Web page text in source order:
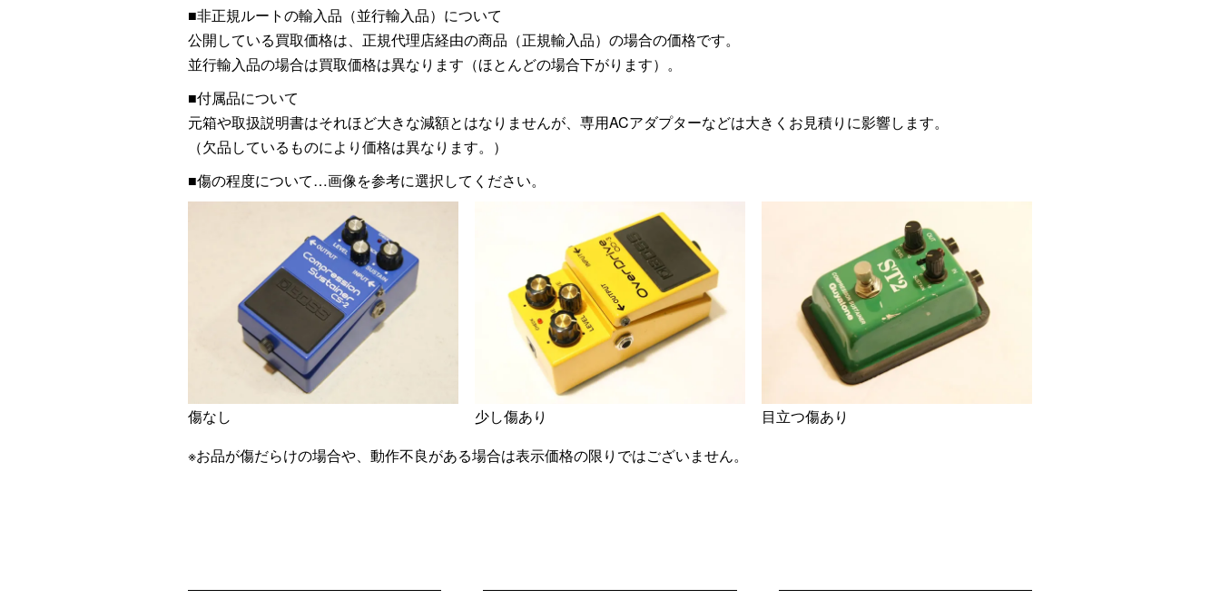
■非正規ルートの輸入品（並行輸入品）について
公開している買取価格は、正規代理店経由の商品（正規輸入品）の場合の価格です。
並行輸入品の場合は買取価格は異なります（ほとんどの場合下がります）。
■付属品について
元箱や取扱説明書はそれほど大きな減額とはなりませんが、専用ACアダプターなどは大きくお見積りに影響します。
（欠品しているものにより価格は異なります。）
■傷の程度について…画像を参考に選択してください。
傷なし 少し傷あり
目立つ傷あり
※お品が傷だらけの場合や、動作不良がある場合は表示価格の限りではございません。